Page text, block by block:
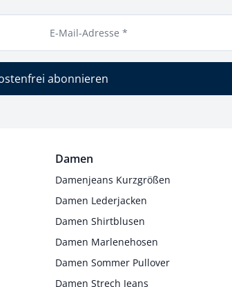
E-Mail-Adresse *
abonnieren
Damen
Damenjeans Kurzgrößen
Damen Lederjacken
Damen Shirtblusen
Damen Marlenehosen
Damen Sommer Pullover
Damen Strech Jeans